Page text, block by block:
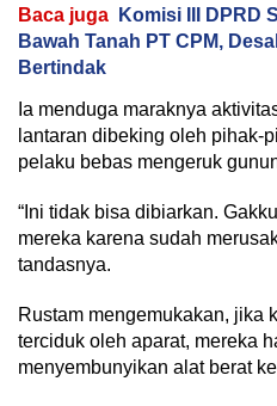
Baca juga
Komisi III DPRD
Bawah Tanah PT CPM,
Bertindak
Ia menduga maraknya
lantaran dibeking oleh pihak-
pelaku bebas mengeruk
“Ini tidak bisa dibiarkan.
mereka karena sudah
tandasnya.
Rustam mengemukakan, jika
terciduk oleh aparat, mereka
menyembunyikan alat berat